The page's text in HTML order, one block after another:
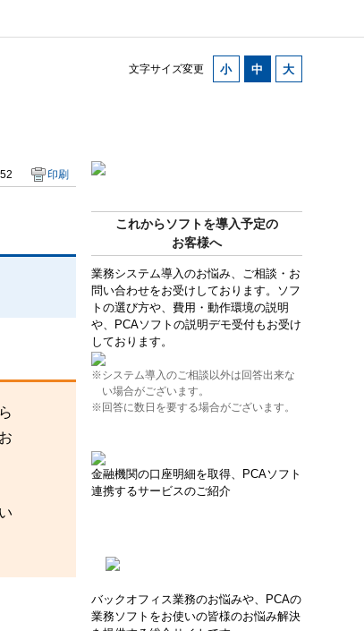
文字サイズ変更
これからソフトを導入予定の
お客様へ
業務システム導入のお悩み、ご相談・お
問い合わせをお受けしております。ソフ
トの選び方や、費用・動作環境の説明
や、PCAソフトの説明デモ受付もお受け
しております。
※システム導入のご相談以外は回答出来な
い場合がございます。
※回答に数日を要する場合がございます。
金融機関の口座明細を取得、PCAソフト
連携するサービスのご紹介
バックオフィス業務のお悩みや、PCAの
業務ソフトをお使いの皆様のお悩み解決
印刷